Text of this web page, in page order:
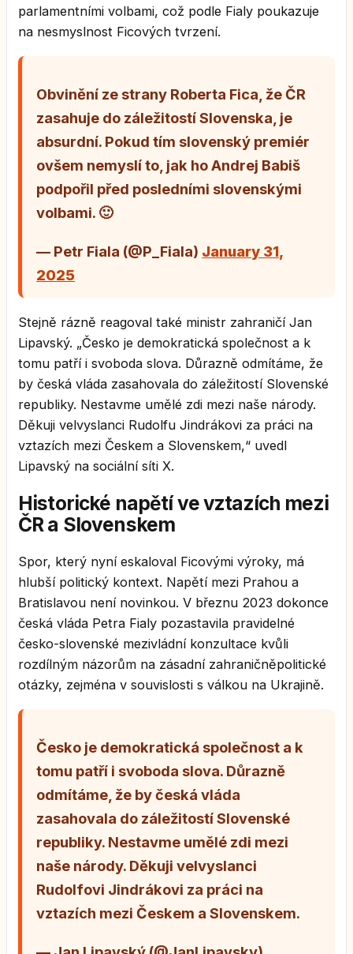
parlamentními volbami, což podle Fialy poukazuje
na nesmyslnost Ficových tvrzení.
Obvinění ze strany Roberta Fica, že ČR
zasahuje do záležitostí Slovenska, je
absurdní. Pokud tím slovenský premiér
ovšem nemyslí to, jak ho Andrej Babiš
podpořil před posledními slovenskými
volbami. 🙂
— Petr Fiala (@P_Fiala) January 31,
2025
Stejně rázně reagoval také ministr zahraničí Jan
Lipavský. „Česko je demokratická společnost a k
tomu patří i svoboda slova. Důrazně odmítáme, že
by česká vláda zasahovala do záležitostí Slovenské
republiky. Nestavme umělé zdi mezi naše národy.
Děkuji velvyslanci Rudolfu Jindrákovi za práci na
vztazích mezi Českem a Slovenskem,“ uvedl
Lipavský na sociální síti X.
Historické napětí ve vztazích mezi
ČR a Slovenskem
Spor, který nyní eskaloval Ficovými výroky, má
hlubší politický kontext. Napětí mezi Prahou a
Bratislavou není novinkou. V březnu 2023 dokonce
česká vláda Petra Fialy pozastavila pravidelné
česko-slovenské mezivládní konzultace kvůli
rozdílným názorům na zásadní zahraničněpolitické
otázky, zejména v souvislosti s válkou na Ukrajině.
Česko je demokratická společnost a k
tomu patří i svoboda slova. Důrazně
odmítáme, že by česká vláda
zasahovala do záležitostí Slovenské
republiky. Nestavme umělé zdi mezi
naše národy. Děkuji velvyslanci
Rudolfovi Jindrákovi za práci na
vztazích mezi Českem a Slovenskem.